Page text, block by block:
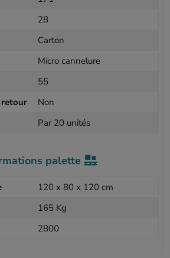
28
Carton
Micro cannelure
55
retour
Non
Par 20 unités
palette
120 x 80 x 120 cm
165 Kg
2800